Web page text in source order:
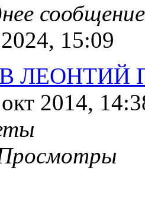
15:09
ЛЕОНТИЙ
2014,